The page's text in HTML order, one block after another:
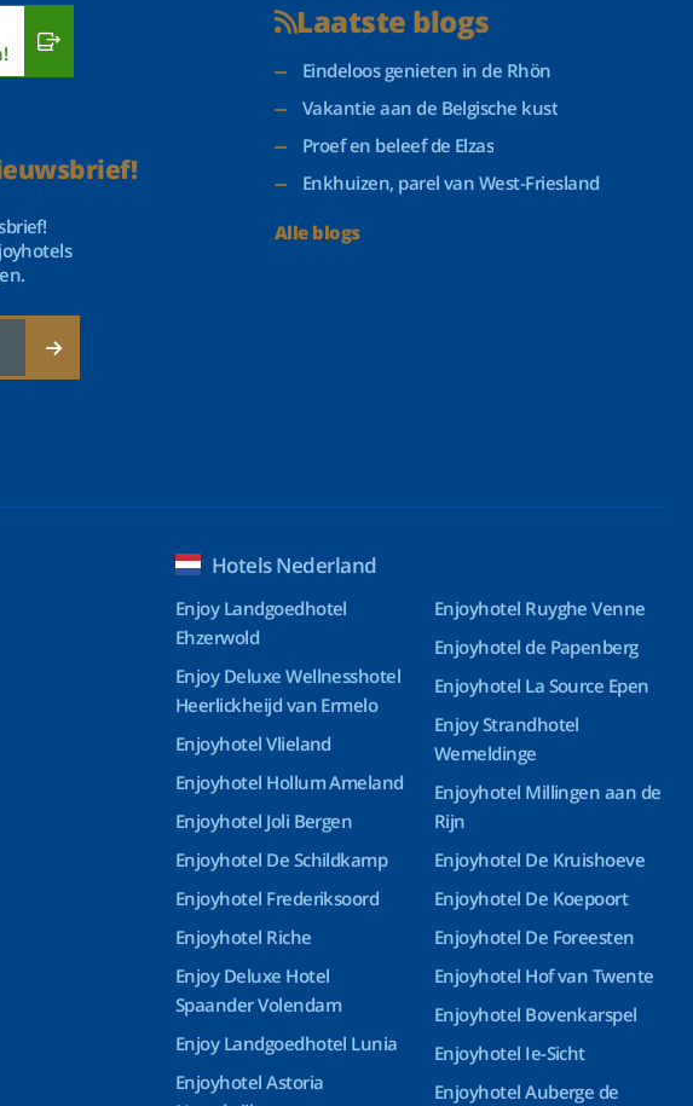
Laatste blogs
Eindeloos genieten in de Rhön
Vakantie aan de Belgische kust
Proef en beleef de Elzas
Enkhuizen, parel van West-Friesland
Alle blogs
Hotels Nederland
Enjoy Landgoedhotel
Ehzerwold
Enjoy Deluxe Wellnesshotel
Heerlickheijd van Ermelo
Enjoyhotel Vlieland
Enjoyhotel Hollum Ameland
Enjoyhotel Joli Bergen
Enjoyhotel De Schildkamp
Enjoyhotel Frederiksoord
Enjoyhotel Riche
Enjoy Deluxe Hotel
Spaander Volendam
Enjoy Landgoedhotel Lunia
Enjoyhotel Astoria
Enjoyhotel Ruyghe Venne
Enjoyhotel de Papenberg
Enjoyhotel La Source Epen
Enjoy Strandhotel
Wemeldinge
Enjoyhotel Millingen aan de
Rijn
Enjoyhotel De Kruishoeve
Enjoyhotel De Koepoort
Enjoyhotel De Foreesten
Enjoyhotel Hof van Twente
Enjoyhotel Bovenkarspel
Enjoyhotel Ie-Sicht
Enjoyhotel Auberge de